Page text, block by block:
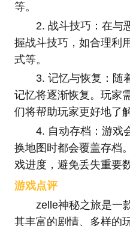
等。
2. 战斗技巧：在与
握战斗技巧，如合理利
式等。
3. 记忆与恢复：随
记忆将逐渐恢复。玩家
们将帮助玩家更好地了
4. 自动存档：游戏
换地图时都会覆盖存档
戏进度，避免丢失重要
游戏点评
zelle神秘之旅是一
其丰富的剧情、多样的